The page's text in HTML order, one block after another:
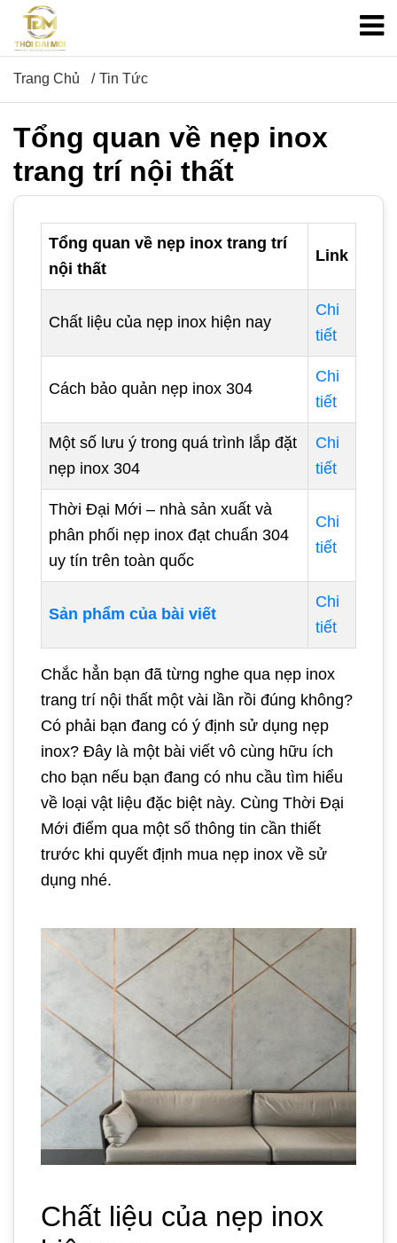
Trang Chủ Tin Tức
Tổng quan về nẹp inox
trang trí nội thất
Tổng quan về nẹp inox trang trí
nội thất
Link
Chất liệu của nẹp inox hiện nay
Chi
tiết
Cách bảo quản nẹp inox 304
Chi
tiết
Một số lưu ý trong quá trình lắp đặt
nẹp inox 304
Chi
tiết
Thời Đại Mới – nhà sản xuất và
phân phối nẹp inox đạt chuẩn 304
uy tín trên toàn quốc
Chi
tiết
Sản phẩm của bài viết
Chi
tiết
Chắc hẳn bạn đã từng nghe qua nẹp inox
trang trí nội thất một vài lần rồi đúng không?
Có phải bạn đang có ý định sử dụng nẹp
inox? Đây là một bài viết vô cùng hữu ích
cho bạn nếu bạn đang có nhu cầu tìm hiểu
về loại vật liệu đặc biệt này. Cùng Thời Đại
Mới điểm qua một số thông tin cần thiết
trước khi quyết định mua nẹp inox về sử
dụng nhé.
Chất liệu của nẹp inox